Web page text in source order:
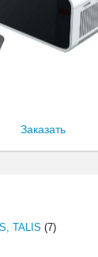
Заказать
TALIS (7)